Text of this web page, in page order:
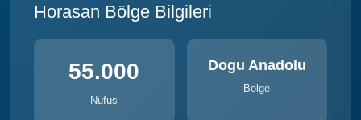
Horasan Bölge Bilgileri
55.000
Nüfus
Dogu Anadolu
Bölge